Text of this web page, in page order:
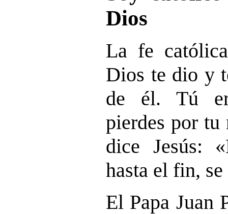
Dios
La fe
Dios te dio y
de él. Tú
pierdes por tu
dice Jesús:
hasta el fin,
El Papa Juan